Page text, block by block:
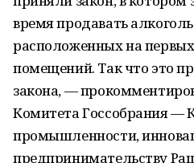
время продавать
расположенных на
помещений. Так что это
закона, —
Комитета Госсобрания —
промышленности,
предпринимательству